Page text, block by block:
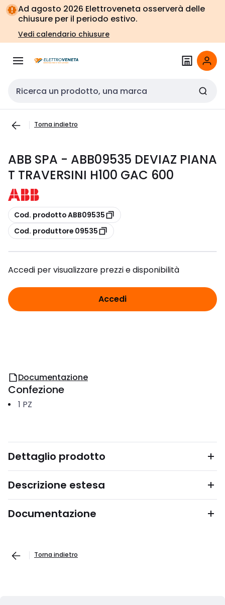
Vai alla
navigazione
Vai
alla
pagina
Ad agosto 2026 Elettroveneta osserverà delle
chiusure per il periodo estivo.
Vedi calendario chiusure
Cerca input
Torna indietro
ABB SPA - ABB09535 DEVIAZ PIANA
T TRAVERSINI H100 GAC 600
copia
Cod. prodotto ABB09535
copia
Cod. produttore 09535
Accedi per visualizzare prezzi e disponibilità
Accedi
Documentazione
Confezione
1 PZ
Dettaglio prodotto
Descrizione estesa
Documentazione
Torna indietro